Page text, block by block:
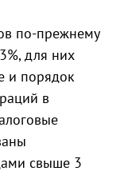
по-прежнему
для них
и порядок
в
свыше 3